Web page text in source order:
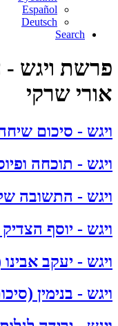
Español
Deutsch
Search
פרשת ויגש
אורי שרקי
ויגש - סיכום
ויגש - תוכחה
ויגש - התשובה
ויגש - יוסף
ויגש - יעקב
ויגש - בנימין